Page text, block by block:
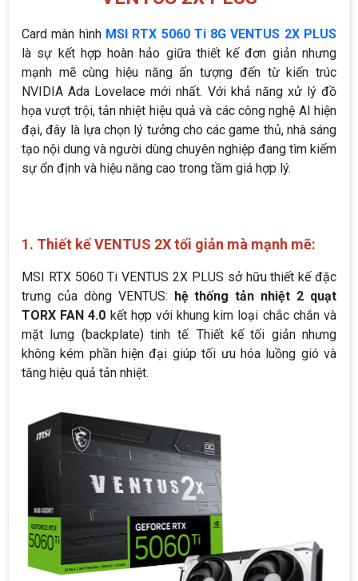
Card màn hình MSI RTX 5060 Ti 8G VENTUS 2X PLUS
là sự kết hợp hoàn hảo giữa thiết kế đơn giản nhưng
mạnh mẽ cùng hiệu năng ấn tượng đến từ kiến trúc
NVIDIA Ada Lovelace mới nhất. Với khả năng xử lý đồ
họa vượt trội, tản nhiệt hiệu quả và các công nghệ AI hiện
đại, đây là lựa chọn lý tưởng cho các game thủ, nhà sáng
tạo nội dung và người dùng chuyên nghiệp đang tìm kiếm
sự ổn định và hiệu năng cao trong tầm giá hợp lý.
1. Thiết kế VENTUS 2X tối giản mà mạnh mẽ:
MSI RTX 5060 Ti VENTUS 2X PLUS sở hữu thiết kế đặc
trưng của dòng VENTUS: hệ thống tản nhiệt 2 quạt
TORX FAN 4.0 kết hợp với khung kim loại chắc chắn và
mặt lưng (backplate) tinh tế. Thiết kế tối giản nhưng
không kém phần hiện đại giúp tối ưu hóa luồng gió và
tăng hiệu quả tản nhiệt.